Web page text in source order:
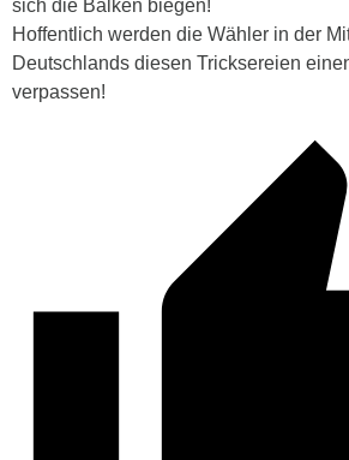
sich die Balken biegen!
Hoffentlich werden die Wähler in der
Deutschlands diesen Tricksereien
verpassen!